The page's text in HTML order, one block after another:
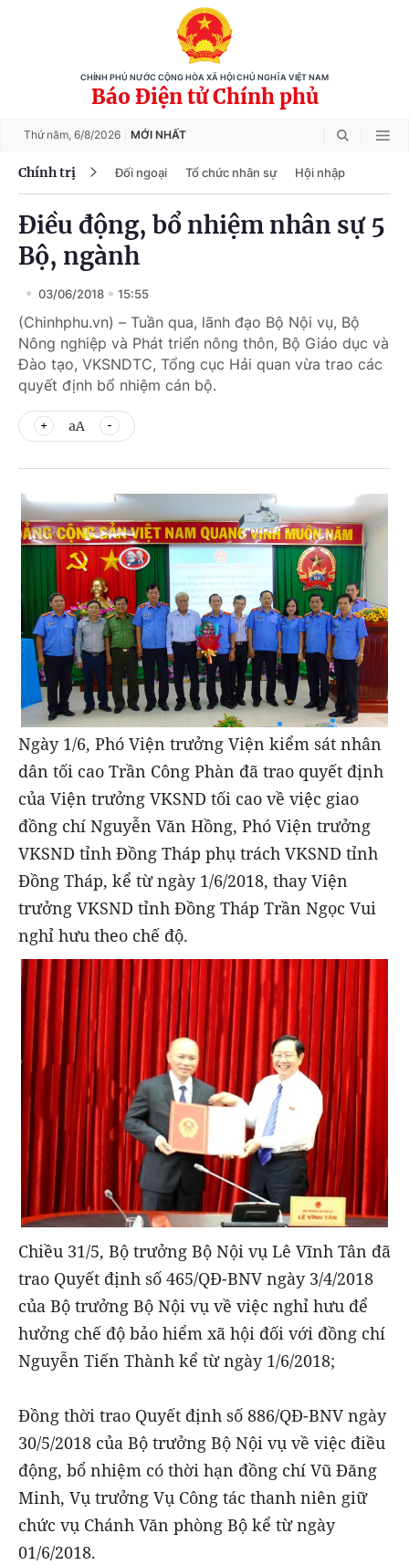
CHÍNH PHỦ NƯỚC CỘNG HÒA XÃ HỘI CHỦ NGHĨA VIỆT NAM
Báo Điện tử Chính phủ
Thứ năm, 6/8/2026 MỚI NHẤT
Chính trị Đối ngoại Tổ chức nhân sự Hội nhập
Điều động, bổ nhiệm nhân sự 5
Bộ, ngành
03/06/2018 15:55
(Chinhphu.vn) – Tuần qua, lãnh đạo Bộ Nội vụ, Bộ
Nông nghiệp và Phát triển nông thôn, Bộ Giáo dục và
Đào tạo, VKSNDTC, Tổng cục Hải quan vừa trao các
quyết định bổ nhiệm cán bộ.
aA
Ngày 1/6, Phó Viện trưởng Viện kiểm sát nhân
dân tối cao Trần Công Phàn đã trao quyết định
của Viện trưởng VKSND tối cao về việc giao
đồng chí Nguyễn Văn Hồng, Phó Viện trưởng
VKSND tỉnh Đồng Tháp phụ trách VKSND tỉnh
Đồng Tháp, kể từ ngày 1/6/2018, thay Viện
trưởng VKSND tỉnh Đồng Tháp Trần Ngọc Vui
nghỉ hưu theo chế độ.
Chiều 31/5, Bộ trưởng Bộ Nội vụ Lê Vĩnh Tân đã
trao Quyết định số 465/QĐ-BNV ngày 3/4/2018
của Bộ trưởng Bộ Nội vụ về việc nghỉ hưu để
hưởng chế độ bảo hiểm xã hội đối với đồng chí
Nguyễn Tiến Thành kể từ ngày 1/6/2018;
Đồng thời trao Quyết định số 886/QĐ-BNV ngày
30/5/2018 của Bộ trưởng Bộ Nội vụ về việc điều
động, bổ nhiệm có thời hạn đồng chí Vũ Đăng
Minh, Vụ trưởng Vụ Công tác thanh niên giữ
chức vụ Chánh Văn phòng Bộ kể từ ngày
01/6/2018.